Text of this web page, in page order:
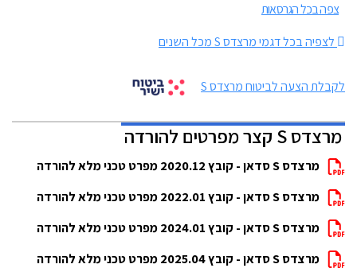
צפה בכל הגרסאות
לצפיה בכל דגמי מרצדס S מכל השנים
לקבלת הצעה לביטוח מרצדס S
מרצדס S קצר מפרטים להורדה
מרצדס S סדאן - קובץ 2020.12 מפרט טכני מלא להורדה
מרצדס S סדאן - קובץ 2022.01 מפרט טכני מלא להורדה
מרצדס S סדאן - קובץ 2024.01 מפרט טכני מלא להורדה
מרצדס S סדאן - קובץ 2025.04 מפרט טכני מלא להורדה